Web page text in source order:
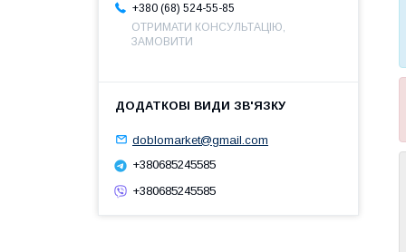
+380 (68) 524-55-85
ОТРИМАТИ КОНСУЛЬТАЦІЮ,
ЗАМОВИТИ
doblomarket@gmail.com
+380685245585
+380685245585